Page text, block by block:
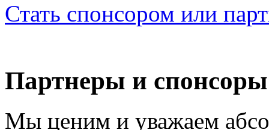
Стать спонсором или
Партнеры и спонсоры
Мы ценим и уважаем